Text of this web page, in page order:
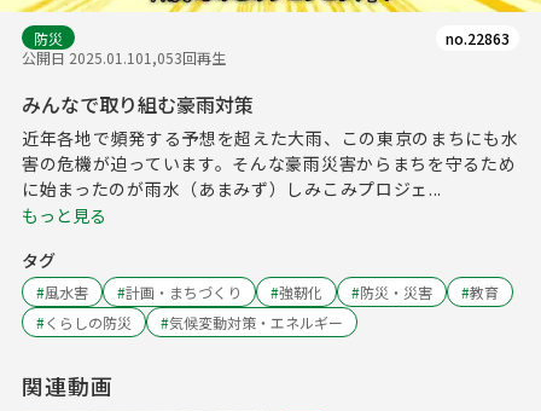
防災
公開日 2025.01.101,053回再生
no.22863
みんなで取り組む豪雨対策
近年各地で頻発する予想を超えた大雨、この東京のまちにも水
害の危機が迫っています。そんな豪雨災害からまちを守るため
に始まったのが雨水（あまみず）しみこみプロジェ...
もっと見る
タグ
#風水害 #計画・まちづくり #強靭化 #防災・災害 #教育
#くらしの防災 #気候変動対策・エネルギー
関連動画